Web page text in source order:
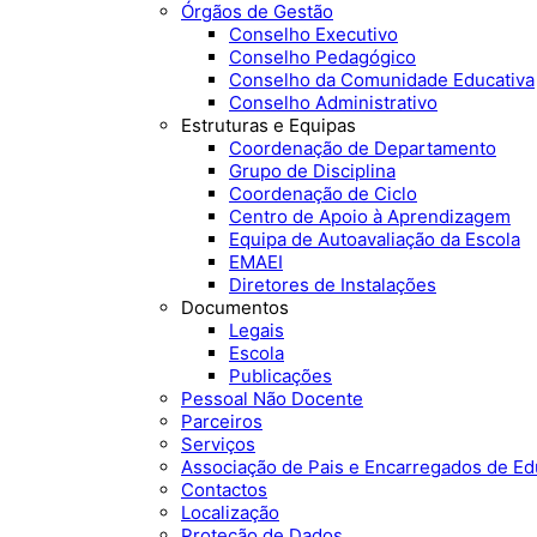
Órgãos de Gestão
Conselho Executivo
Conselho Pedagógico
Conselho da Comunidade Educativa
Conselho Administrativo
Estruturas e Equipas
Coordenação de Departamento
Grupo de Disciplina
Coordenação de Ciclo
Centro de Apoio à Aprendizagem
Equipa de Autoavaliação da Escola
EMAEI
Diretores de Instalações
Documentos
Legais
Escola
Publicações
Pessoal Não Docente
Parceiros
Serviços
Associação de Pais e Encarregados de
Contactos
Localização